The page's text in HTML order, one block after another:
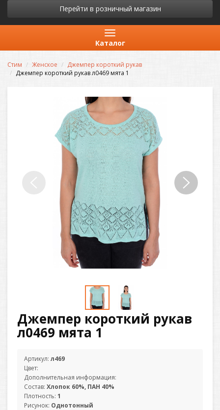
Перейти в розничный магазин
Каталог
Стим Женское
Джемпер короткий рукав
Джемпер короткий рукав л0469 мята 1
Джемпер короткий рукав
л0469 мята 1
Артикул: л469
Цвет:
Дополнительная информация:
Состав: Хлопок 60%, ПАН 40%
Плотность: 1
Рисунок: Однотонный